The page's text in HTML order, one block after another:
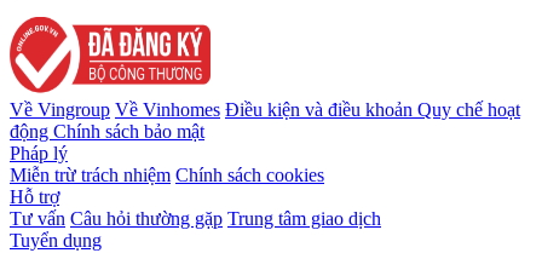
Về Vingroup Về Vinhomes Điều kiện và điều khoản Quy chế hoạt
động Chính sách bảo mật
Pháp lý
Miễn trừ trách nhiệm Chính sách cookies
Hỗ trợ
Tư vấn Câu hỏi thường gặp Trung tâm giao dịch
Tuyển dụng